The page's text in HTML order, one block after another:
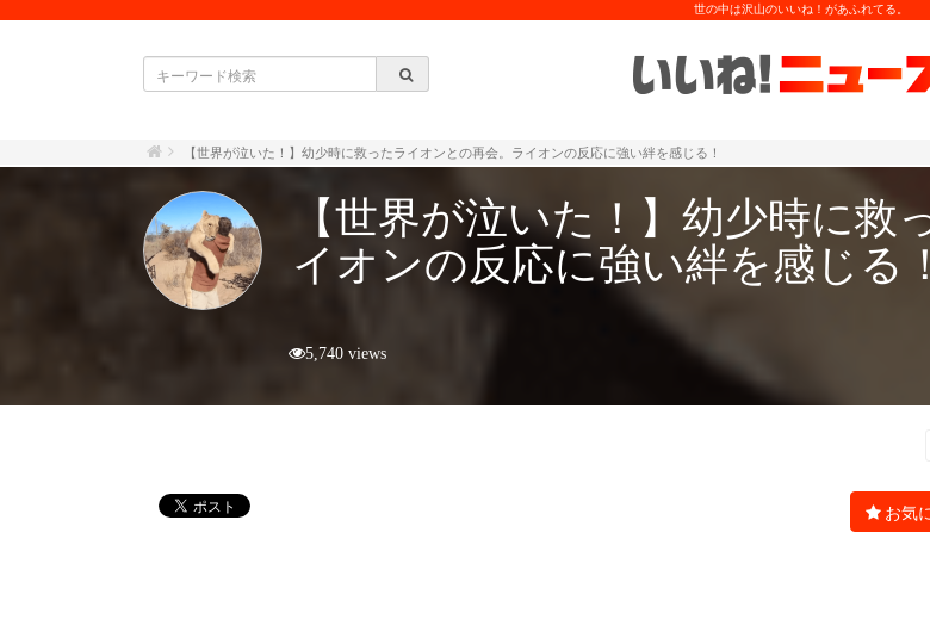
世の中は沢山のいいね！があふれてる。
【世界が泣いた！】幼少時に救ったライオンとの再会。ライオンの反応に強い絆を感じる！
【世界が泣いた！】幼少時に
イオンの反応に強い絆を感じる！
5,740 views
お気